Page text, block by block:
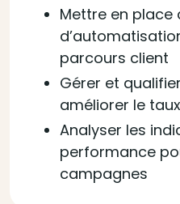
Mettre en place
parcours client
Gérer et
améliorer le
Analyser les
performance
campagnes